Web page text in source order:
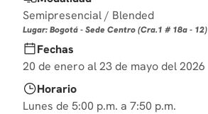
10. datos
Semipresencial / Blended
Lugar: Bogotá - Sede Centro (Cra.1 # 18a - 12)
Fechas
20 de enero al 23 de mayo del 2026
Horario
Lunes de 5:00 p.m. a 7:50 p.m.